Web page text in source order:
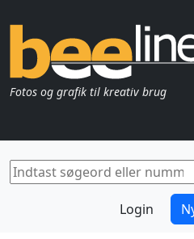
Fotos og grafik til kreativ brug
Login